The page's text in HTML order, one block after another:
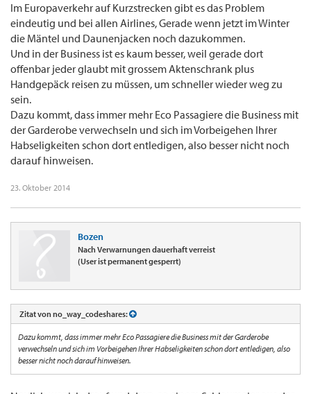
Im Europaverkehr auf Kurzstrecken gibt es das Problem
eindeutig und bei allen Airlines, Gerade wenn jetzt im Winter
die Mäntel und Daunenjacken noch dazukommen.
Und in der Business ist es kaum besser, weil gerade dort
offenbar jeder glaubt mit grossem Aktenschrank plus
Handgepäck reisen zu müssen, um schneller wieder weg zu
sein.
Dazu kommt, dass immer mehr Eco Passagiere die Business mit
der Garderobe verwechseln und sich im Vorbeigehen Ihrer
Habseligkeiten schon dort entledigen, also besser nicht noch
darauf hinweisen.
23. Oktober 2014
Bozen
Nach Verwarnungen dauerhaft verreist
(User ist permanent gesperrt)
Zitat von no_way_codeshares:
Dazu kommt, dass immer mehr Eco Passagiere die Business mit der Garderobe
verwechseln und sich im Vorbeigehen Ihrer Habseligkeiten schon dort entledigen, also
besser nicht noch darauf hinweisen.